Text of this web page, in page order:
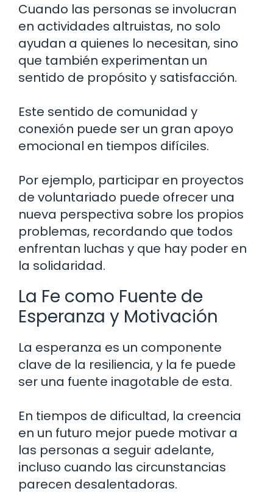
Cuando las personas se involucran
en actividades altruistas, no solo
ayudan a quienes lo necesitan, sino
que también experimentan un
sentido de propósito y satisfacción.
Este sentido de comunidad y
conexión puede ser un gran apoyo
emocional en tiempos difíciles.
Por ejemplo, participar en proyectos
de voluntariado puede ofrecer una
nueva perspectiva sobre los propios
problemas, recordando que todos
enfrentan luchas y que hay poder en
la solidaridad.
La Fe como Fuente de
Esperanza y Motivación
La esperanza es un componente
clave de la resiliencia, y la fe puede
ser una fuente inagotable de esta.
En tiempos de dificultad, la creencia
en un futuro mejor puede motivar a
las personas a seguir adelante,
incluso cuando las circunstancias
parecen desalentadoras.